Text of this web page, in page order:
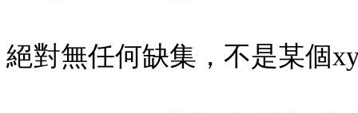
絕對無任何缺集，不是某個